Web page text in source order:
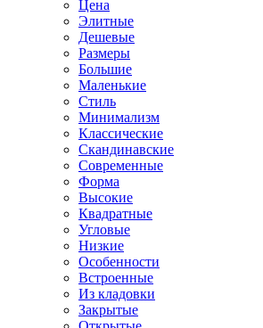
Цена
Элитные
Дешевые
Размеры
Большие
Маленькие
Стиль
Минимализм
Классические
Скандинавские
Современные
Форма
Высокие
Квадратные
Угловые
Низкие
Особенности
Встроенные
Из кладовки
Закрытые